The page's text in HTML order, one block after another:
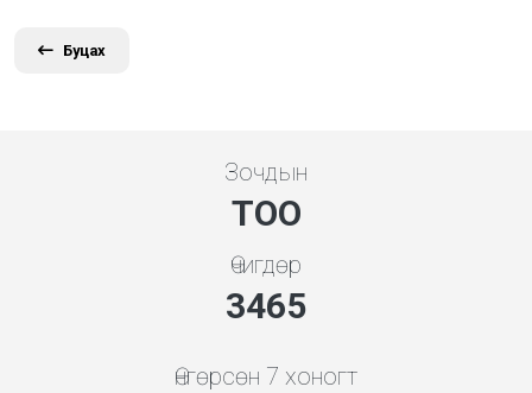
Буцах
Зочдын
ТОО
Өчигдөр
3865
Өнгөрсөн 7 хоногт